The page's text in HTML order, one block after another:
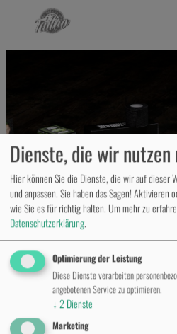
Dienste, die wir
Hier können Sie die Dienste, die wir auf dieser
und anpassen. Sie haben das Sagen! Aktivieren
wie Sie es für richtig halten.Um mehr zu
Datenschutzerklärung.
Optimierung der Leistung
Diese Dienste verarbeiten
angebotenen Service zu optimieren.
↓ 2 Dienste
Marketing